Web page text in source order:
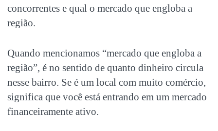
concorrentes e qual o mercado que engloba a
região.
Quando mencionamos “mercado que engloba a
região”, é no sentido de quanto dinheiro circula
nesse bairro. Se é um local com muito comércio,
significa que você está entrando em um mercado
financeiramente ativo.